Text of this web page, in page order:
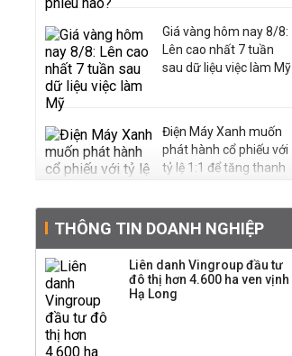
Giá vàng hôm nay 8/8:
Lên cao nhất 7 tuần
sau dữ liệu việc làm Mỹ
Điện Máy Xanh muốn
phát hành cổ phiếu với
tỷ lệ 1:1 để tăng thanh
Quy hoạch 4 khu lấn
biển ở Phú Quốc
THÔNG TIN DOANH NGHIỆP
Liên danh Vingroup đầu tư
đô thị hơn 4.600 ha ven vịnh
Hạ Long